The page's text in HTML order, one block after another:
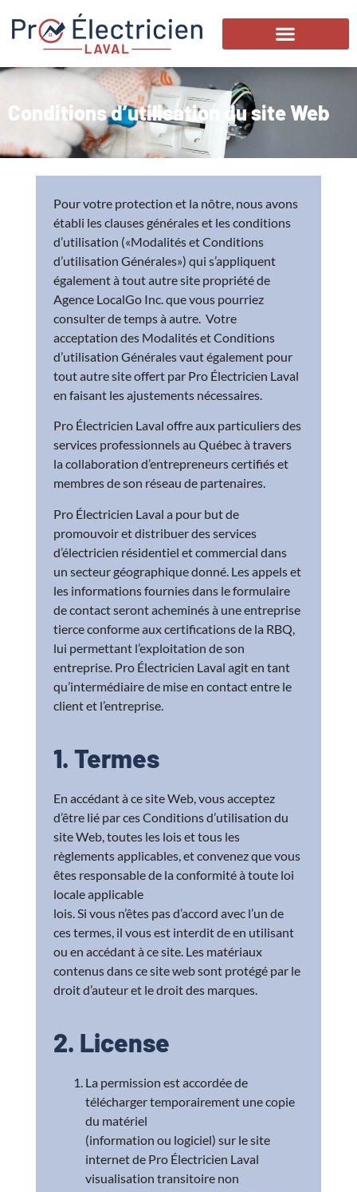
Conditions d’utilisation du site Web
Pour votre protection et la nôtre, nous avons
établi les clauses générales et les conditions
d’utilisation («Modalités et Conditions
d’utilisation Générales») qui s’appliquent
également à tout autre site propriété de
Agence LocalGo Inc. que vous pourriez
consulter de temps à autre. Votre
acceptation des Modalités et Conditions
d’utilisation Générales vaut également pour
tout autre site offert par Pro Électricien Laval
en faisant les ajustements nécessaires.
Pro Électricien Laval offre aux particuliers des
services professionnels au Québec à travers
la collaboration d’entrepreneurs certifiés et
membres de son réseau de partenaires.
Pro Électricien Laval a pour but de
promouvoir et distribuer des services
d’électricien résidentiel et commercial dans
un secteur géographique donné. Les appels et
les informations fournies dans le formulaire
de contact seront acheminés à une entreprise
tierce conforme aux certifications de la RBQ,
lui permettant l’exploitation de son
entreprise. Pro Électricien Laval agit en tant
qu’intermédiaire de mise en contact entre le
client et l’entreprise.
1. Termes
En accédant à ce site Web, vous acceptez
d’être lié par ces Conditions d’utilisation du
site Web, toutes les lois et tous les
règlements applicables, et convenez que vous
êtes responsable de la conformité à toute loi
locale applicable
lois. Si vous n’êtes pas d’accord avec l’un de
ces termes, il vous est interdit de en utilisant
ou en accédant à ce site. Les matériaux
contenus dans ce site web sont protégé par le
droit d’auteur et le droit des marques.
2. License
La permission est accordée de
télécharger temporairement une copie
du matériel
(information ou logiciel) sur le site
internet de Pro Électricien Laval
visualisation transitoire non